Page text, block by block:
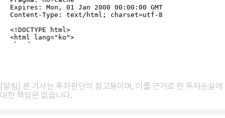
[알림] 본 기사는 투자판단의 참고용이며, 이를 근거로 한 투자손실에
대한 책임은 없습니다.